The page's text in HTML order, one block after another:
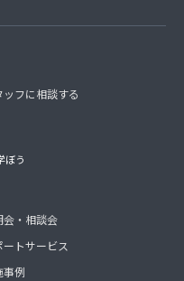
ッフに相談する
ぼう
会・相談会
ートサービス
事例